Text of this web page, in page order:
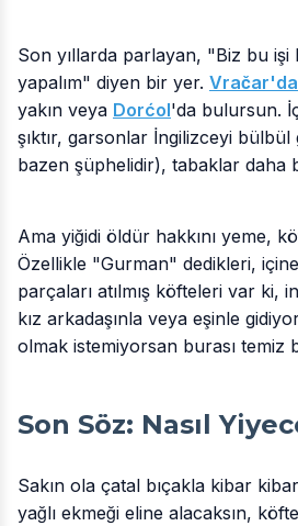
Son yıllarda parlayan, "Biz bu
yapalım" diyen bir yer. Vračar'da
yakın veya Dorćol'da bulursun.
şıktır, garsonlar İngilizceyi
bazen şüphelidir), tabaklar daha
Ama yiğidi öldür hakkını yeme,
Özellikle "Gurman" dedikleri,
parçaları atılmış köfteleri var ki,
kız arkadaşınla veya eşinle
olmak istemiyorsan burası temiz
Son Söz: Nasıl
Sakın ola çatal bıçakla kibar
yağlı ekmeği eline alacaksın,